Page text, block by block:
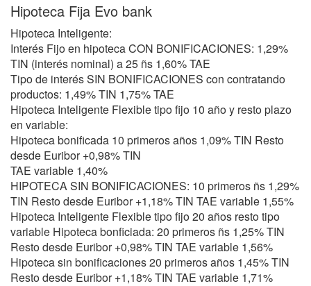
Hipoteca Fija Evo bank
Hipoteca Inteligente:
Interés Fijo en hipoteca CON BONIFICACIONES: 1,29%
TIN (interés nominal) a 25 ñs 1,60% TAE
Tipo de interés SIN BONIFICACIONES con contratando
productos: 1,49% TIN 1,75% TAE
Hipoteca Inteligente Flexible tipo fijo 10 año y resto plazo
en variable:
Hipoteca bonificada 10 primeros años 1,09% TIN Resto
desde Euribor +0,98% TIN
TAE variable 1,40%
HIPOTECA SIN BONIFICACIONES: 10 primeros ñs 1,29%
TIN Resto desde Euribor +1,18% TIN TAE variable 1,55%
Hipoteca Inteligente Flexible tipo fijo 20 años resto tipo
variable Hipoteca bonficiada: 20 primeros ñs 1,25% TIN
Resto desde Euribor +0,98% TIN TAE variable 1,56%
Hipoteca sin bonificaciones 20 primeros años 1,45% TIN
Resto desde Euribor +1,18% TIN TAE variable 1,71%